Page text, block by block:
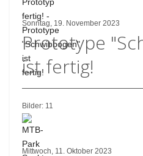
Sonntag, 19. November 2023
Prototype
ist fertig!
Bilder: 11
Mittwoch, 11. Oktober 2023